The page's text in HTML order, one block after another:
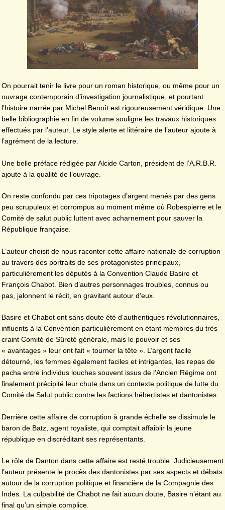
On pourrait tenir le livre pour un roman historique, ou même pour un
ouvrage contemporain d’investigation journalistique, et pourtant
l’histoire narrée par Michel Benoît est rigoureusement véridique. Une
belle bibliographie en fin de volume souligne les travaux historiques
effectués par l’auteur. Le style alerte et littéraire de l’auteur ajoute à
l’agrément de la lecture.
Une belle préface rédigée par Alcide Carton, président de l’A.R.B.R.
ajoute à la qualité de l’ouvrage.
On reste confondu par ces tripotages d’argent menés par des gens
peu scrupuleux et corrompus au moment même où Robespierre et le
Comité de salut public luttent avec acharnement pour sauver la
République française.
L’auteur choisit de nous raconter cette affaire nationale de corruption
au travers des portraits de ses protagonistes principaux,
particulièrement les députés à la Convention Claude Basire et
François Chabot. Bien d’autres personnages troubles, connus ou
pas, jalonnent le récit, en gravitant autour d’eux.
Basire et Chabot ont sans doute été d’authentiques révolutionnaires,
influents à la Convention particulièrement en étant membres du très
craint Comité de Sûreté générale, mais le pouvoir et ses
« avantages » leur ont fait « tourner la tête ». L’argent facile
détourné, les femmes également faciles et intrigantes, les repas de
pacha entre individus louches souvent issus de l’Ancien Régime ont
finalement précipité leur chute dans un contexte politique de lutte du
Comité de Salut public contre les factions hébertistes et dantonistes.
Derrière cette affaire de corruption à grande échelle se dissimule le
baron de Batz, agent royaliste, qui comptait affaiblir la jeune
république en discréditant ses représentants.
Le rôle de Danton dans cette affaire est resté trouble. Judicieusement
l’auteur présente le procès des dantonistes par ses aspects et débats
autour de la corruption politique et financière de la Compagnie des
Indes. La culpabilité de Chabot ne fait aucun doute, Basire n’étant au
final qu’un simple complice.